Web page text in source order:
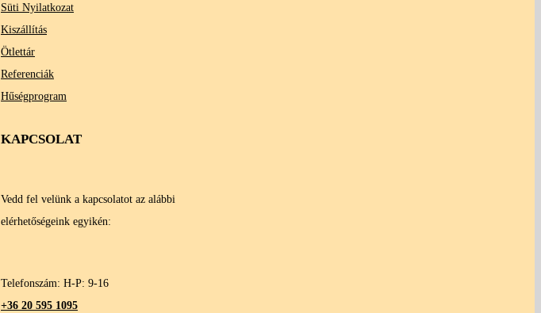
Süti Nyilatkozat
Kiszállítás
Ötlettár
Referenciák
Hűségprogram
KAPCSOLAT
Vedd fel velünk a kapcsolatot az alábbi
elérhetőségeink egyikén:
Telefonszám: H-P: 9-16
+36 20 595 1095